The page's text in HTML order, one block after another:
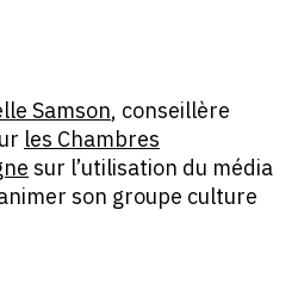
Samson, conseillère
les Chambres
sur l’utilisation du média
son groupe culture